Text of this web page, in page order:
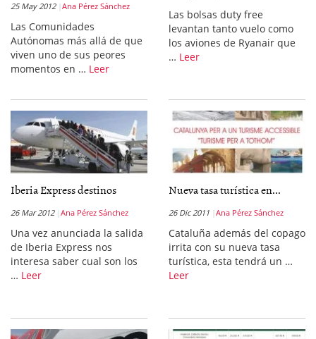
25 May 2012 Ana Pérez Sánchez
Las Comunidades
Autónomas más allá de que
viven uno de sus peores
momentos en … Leer
Las bolsas duty free
levantan tanto vuelo como
los aviones de Ryanair que
… Leer
Iberia Express destinos
26 Mar 2012 Ana Pérez Sánchez
Una vez anunciada la salida
de Iberia Express nos
interesa saber cual son los
… Leer
Nueva tasa turística en...
26 Dic 2011 Ana Pérez Sánchez
Cataluña además del copago
irrita con su nueva tasa
turística, esta tendrá un …
Leer